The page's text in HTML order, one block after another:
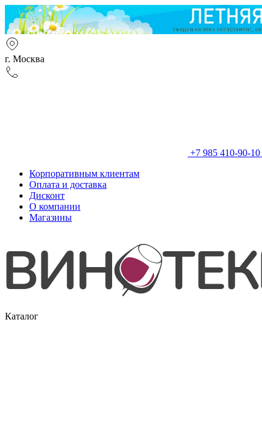
г. Москва
+7 985 410-90-10
Корпоративным клиентам
Оплата и доставка
Дисконт
О компании
Магазины
Каталог